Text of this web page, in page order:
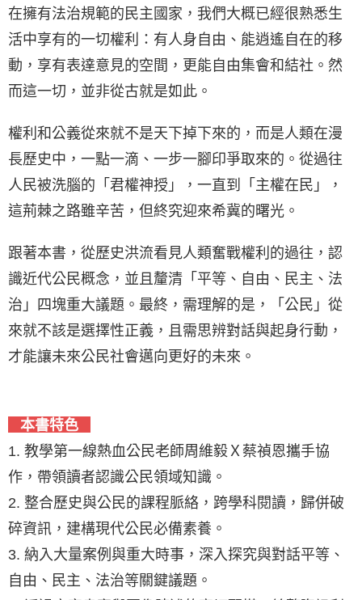
在擁有法治規範的民主國家，我們大概已經很熟悉生
活中享有的一切權利：有人身自由、能逍遙自在的移
動，享有表達意見的空間，更能自由集會和結社。然
而這一切，並非從古就是如此。
權利和公義從來就不是天下掉下來的，而是人類在漫
長歷史中，一點一滴、一步一腳印爭取來的。從過往
人民被洗腦的「君權神授」，一直到「主權在民」，
這荊棘之路雖辛苦，但終究迎來希冀的曙光。
跟著本書，從歷史洪流看見人類奮戰權利的過往，認
識近代公民概念，並且釐清「平等、自由、民主、法
治」四塊重大議題。最終，需理解的是，「公民」從
來就不該是選擇性正義，且需思辨對話與起身行動，
才能讓未來公民社會邁向更好的未來。
本書特色
1. 教學第一線熱血公民老師周維毅Ｘ蔡禎恩攜手協
作，帶領讀者認識公民領域知識。
2. 整合歷史與公民的課程脈絡，跨學科閱讀，歸併破
碎資訊，建構現代公民必備素養。
3. 納入大量案例與重大時事，深入探究與對話平等、
自由、民主、法治等關鍵議題。